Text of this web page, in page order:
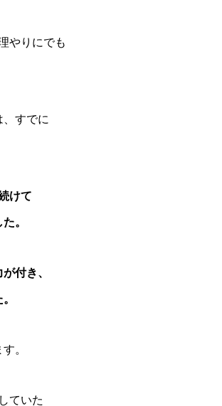
やりにでも
すでに
けて
。
付き、
。
ていた